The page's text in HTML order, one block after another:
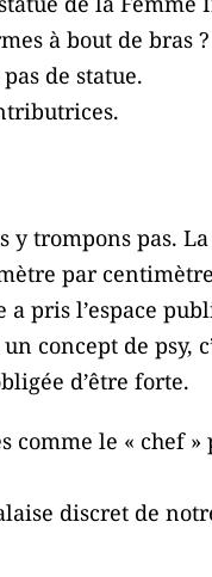
à bout de bras
de statue.
trompons pas. La
par
pris l’espace
concept de psy,
d’être forte.
comme le « chef »
discret de